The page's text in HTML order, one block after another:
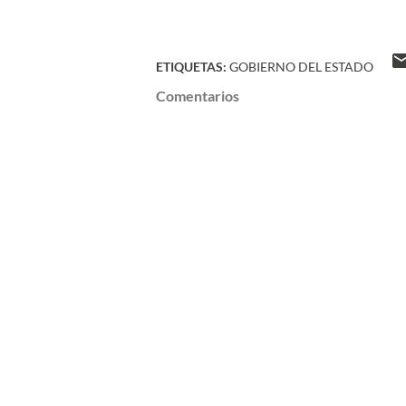
ETIQUETAS: GOBIERNO DEL ESTADO
Comentarios